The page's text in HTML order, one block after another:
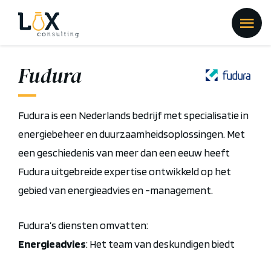
Fudura
Fudura is een Nederlands bedrijf met specialisatie in
energiebeheer en duurzaamheidsoplossingen. Met
een geschiedenis van meer dan een eeuw heeft
Fudura uitgebreide expertise ontwikkeld op het
gebied van energieadvies en -management.
Fudura’s diensten omvatten:
Energieadvies: Het team van deskundigen biedt